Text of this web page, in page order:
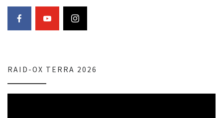
RAID-OX TERRA 2026